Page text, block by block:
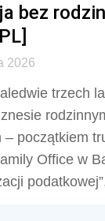
bez
2026
trzech
– początkiem
Office w